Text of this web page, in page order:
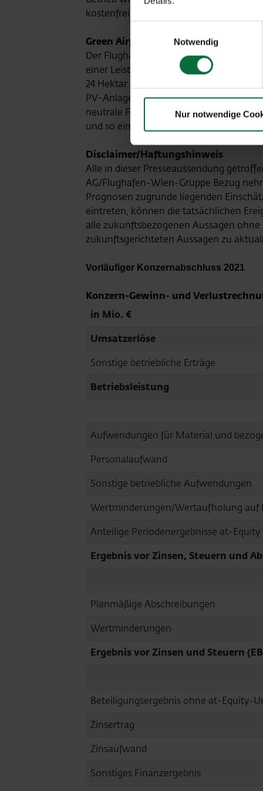
Notwendig
Nur notwendige
kostenfreies W-Lan an Bord bieten.
Green Airport: Österreichs größte
Der Flughafen Wien setzt seine
einer Leistung von rund 24 Megawatt
24 Hektar in Betrieb gehen – das
PV-Anlagen wird der Airport künftig ein
neutrale Fernwärme der OMV und
und so einer der ersten Green Airports
Disclaimer/Haftungshinweis
Alle in dieser Presseaussendung
AG/Flughafen-Wien-Gruppe Bezug
Prognosen zugrunde liegenden
eintreten, können die tatsächlichen
alle zukunftsbezogenen Aussagen
zukunftsgerichteten Aussagen zu
Vorläufiger Konzernabschluss 2021
Konzern-Gewinn- und
in Mio. €
Umsatzerlöse
Sonstige betriebliche Erträge
Betriebsleistung
Aufwendungen für Material und
Personalaufwand
Sonstige betriebliche Aufwendungen
Wertminderungen/Wertaufholung auf
Anteilige Periodenergebnisse at-
Ergebnis vor Zinsen, Steuern und
Planmäßige Abschreibungen
Wertminderungen
Ergebnis vor Zinsen und Steuern
Beteiligungsergebnis ohne at-Equity-
Zinsertrag
Zinsaufwand
Sonstiges Finanzergebnis